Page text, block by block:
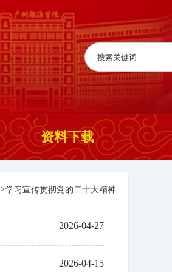
资料下载
>学习宣传贯彻党的二十大精神
2026-04-27
2026-04-15